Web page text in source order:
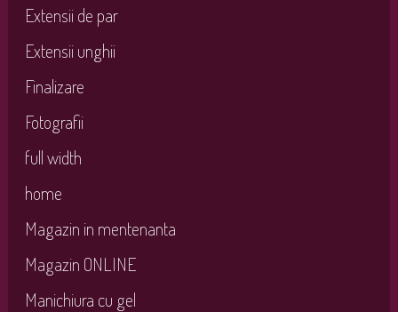
Extensii de par
Extensii unghii
Finalizare
Fotografii
full width
home
Magazin in mentenanta
Magazin ONLINE
Manichiura cu gel